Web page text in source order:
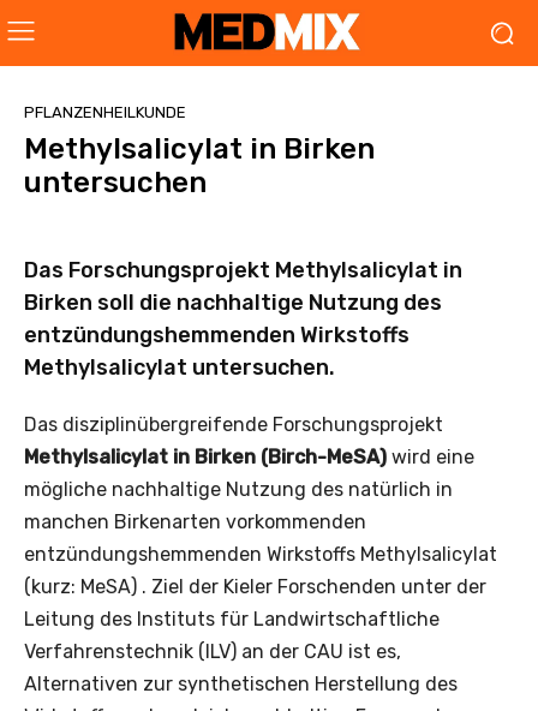
PFLANZENHEILKUNDE
Methylsalicylat in Birken
untersuchen
Das Forschungsprojekt Methylsalicylat in
Birken soll die nachhaltige Nutzung des
entzündungshemmenden Wirkstoffs
Methylsalicylat untersuchen.
Das disziplinübergreifende Forschungsprojekt
Methylsalicylat in Birken (Birch-MeSA) wird eine
mögliche nachhaltige Nutzung des natürlich in
manchen Birkenarten vorkommenden
entzündungshemmenden Wirkstoffs Methylsalicylat
(kurz: MeSA) . Ziel der Kieler Forschenden unter der
Leitung des Instituts für Landwirtschaftliche
Verfahrenstechnik (ILV) an der CAU ist es,
Alternativen zur synthetischen Herstellung des